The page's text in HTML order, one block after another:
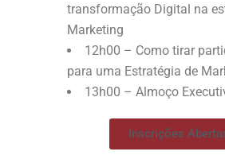
transformação Digital na
Marketing
12h00 – Como tirar
para uma Estratégia de
13h00 – Almoço
Inscrições